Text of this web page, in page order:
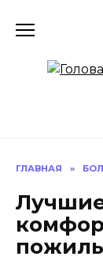
ГЛАВНАЯ »